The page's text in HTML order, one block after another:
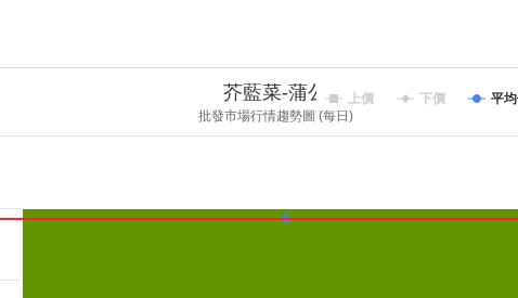
芥藍菜-蒲公
批發市場行情趨勢圖 (每日)
上價 下價 平